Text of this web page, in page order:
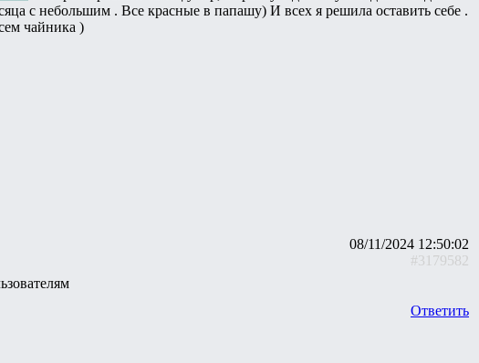
с небольшим . Все красные в папашу) И всех я решила оставить себе .
чайника )
08/11/2024 12:50:02
#3179582
Ответить